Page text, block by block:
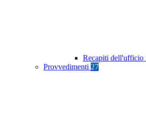
Recapiti dell'ufficio
Provvedimenti 27